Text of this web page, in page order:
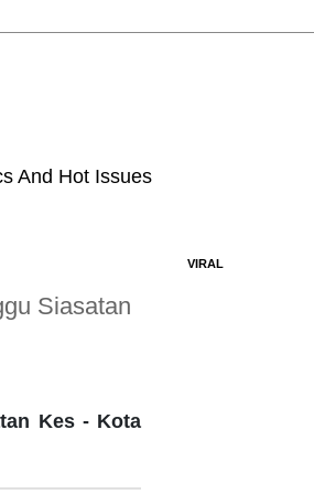
And Hot Issues
Siasatan
Kes - Kota
VIRAL